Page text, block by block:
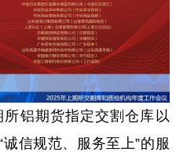
铝期货指定交割仓库以
信规范、服务至上”的服